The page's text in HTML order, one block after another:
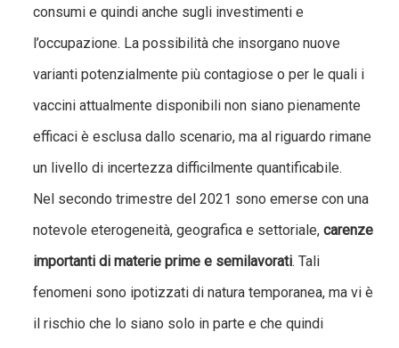
consumi e quindi anche sugli investimenti e
l’occupazione. La possibilità che insorgano nuove
varianti potenzialmente più contagiose o per le quali i
vaccini attualmente disponibili non siano pienamente
efficaci è esclusa dallo scenario, ma al riguardo rimane
un livello di incertezza difficilmente quantificabile.
Nel secondo trimestre del 2021 sono emerse con una
notevole eterogeneità, geografica e settoriale, carenze
importanti di materie prime e semilavorati. Tali
fenomeni sono ipotizzati di natura temporanea, ma vi è
il rischio che lo siano solo in parte e che quindi